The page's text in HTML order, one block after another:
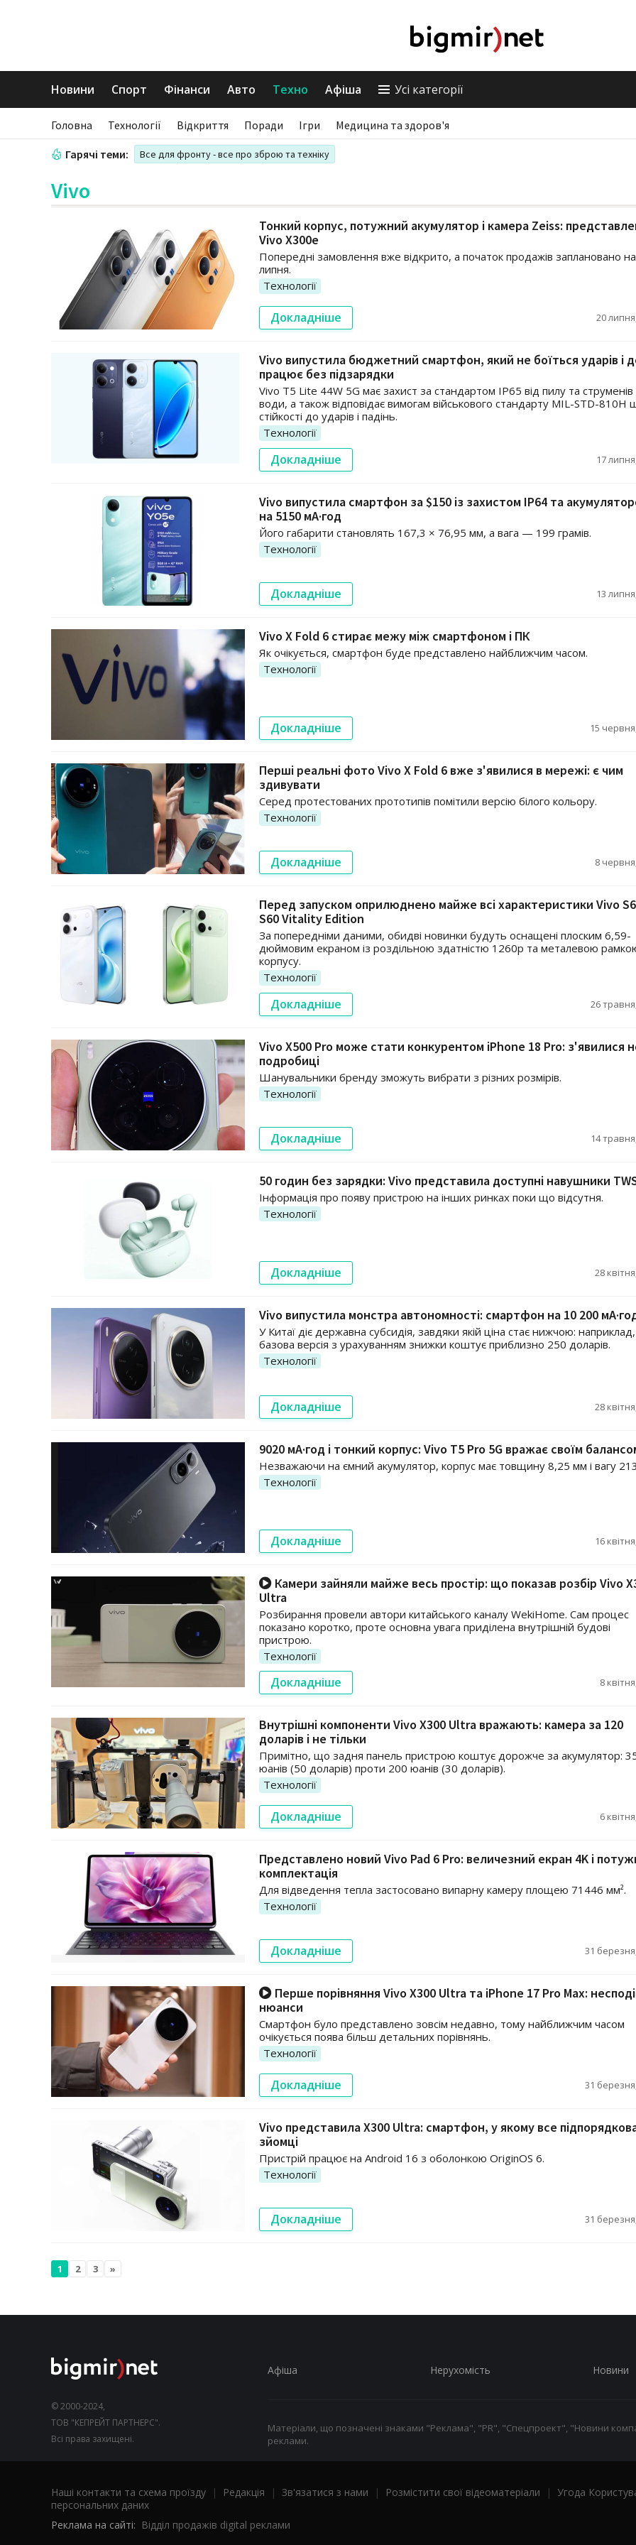
Новини Спорт Фінанси Авто Техно Афіша Усі категорії
Головна Технології Відкриття Поради Ігри Медицина та здоров'я
Гарячі теми: Все для фронту - все про зброю та техніку
Vivo
Тонкий корпус, потужний акумулятор і камера Zeiss:
Vivo X300e
Попередні замовлення вже відкрито, а початок продажів заплановано
липня.
Технології
Докладніше 20
Vivo випустила бюджетний смартфон, який не боїться ударів і
працює без підзарядки
Vivo T5 Lite 44W 5G має захист за стандартом IP65 від пилу та струменів
води, а також відповідає вимогам військового стандарту MIL-STD-810H
стійкості до ударів і падінь.
Технології
Докладніше 17
Vivo випустила смартфон за $150 із захистом IP64 та
на 5150 мА·год
Його габарити становлять 167,3 × 76,95 мм, а вага — 199 грамів.
Технології
Докладніше 13
Vivo X Fold 6 стирає межу між смартфоном і ПК
Як очікується, смартфон буде представлено найближчим часом.
Технології
Докладніше 15
Перші реальні фото Vivo X Fold 6 вже з'явилися в мережі: є чим
здивувати
Серед протестованих прототипів помітили версію білого кольору.
Технології
Докладніше 8
Перед запуском оприлюднено майже всі характеристики Vivo
S60 Vitality Edition
За попередніми даними, обидві новинки будуть оснащені плоским 6,59-
дюймовим екраном із роздільною здатністю 1260p та металевою
корпусу.
Технології
Докладніше 26
Vivo X500 Pro може стати конкурентом iPhone 18 Pro: з'явилися
подробиці
Шанувальники бренду зможуть вибрати з різних розмірів.
Технології
Докладніше 14
50 годин без зарядки: Vivo представила доступні навушники
Інформація про появу пристрою на інших ринках поки що відсутня.
Технології
Докладніше 28
Vivo випустила монстра автономності: смартфон на 10 200
У Китаї діє державна субсидія, завдяки якій ціна стає нижчою: наприклад,
базова версія з урахуванням знижки коштує приблизно 250 доларів.
Технології
Докладніше 28
9020 мА·год і тонкий корпус: Vivo T5 Pro 5G вражає своїм
Незважаючи на ємний акумулятор, корпус має товщину 8,25 мм і вагу
Технології
Докладніше 16
Камери зайняли майже весь простір: що показав розбір Vivo
Ultra
Розбирання провели автори китайського каналу WekiHome. Сам процес
показано коротко, проте основна увага приділена внутрішній будові
пристрою.
Технології
Докладніше 8
Внутрішні компоненти Vivo X300 Ultra вражають: камера за 120
доларів і не тільки
Примітно, що задня панель пристрою коштує дорожче за акумулятор:
юанів (50 доларів) проти 200 юанів (30 доларів).
Технології
Докладніше 6
Представлено новий Vivo Pad 6 Pro: величезний екран 4K і
комплектація
Для відведення тепла застосовано випарну камеру площею 71446 мм².
Технології
Докладніше 31
Перше порівняння Vivo X300 Ultra та iPhone 17 Pro Max:
нюанси
Смартфон було представлено зовсім недавно, тому найближчим часом
очікується поява більш детальних порівнянь.
Технології
Докладніше 31
Vivo представила X300 Ultra: смартфон, у якому все
зйомці
Пристрій працює на Android 16 з оболонкою OriginOS 6.
Технології
Докладніше 31
1 2 3 »
© 2000-2024,
ТОВ "КЕПРЕЙТ ПАРТНЕРС".
Всі права захищені.
Афіша Нерухомість Новини
Матеріали, що позначені знаками "Реклама", "PR", "Спецпроект", "Новини
реклами.
Наші контакти та схема проїзду | Редакція | Зв'язатися з нами | Розмістити свої відеоматеріали | Угода
персональних даних
Реклама на сайті: Відділ продажів digital реклами